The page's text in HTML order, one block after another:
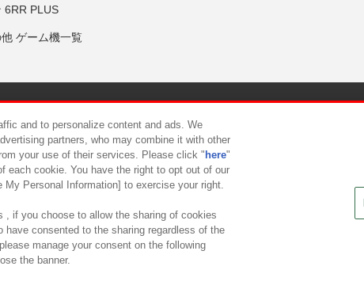
6RR PLUS
ゲーム機一覧
について カスタマーハラスメント対応方針
and to personalize content and ads. We
partners, who may combine it with other
your use of their services. Please click " here"
each cookie. You have the right to opt out of our
Personal Information] to exercise your right.
, if you choose to allow the sharing of cookies
have consented to the sharing regardless of the
manage your consent on the following
the banner.